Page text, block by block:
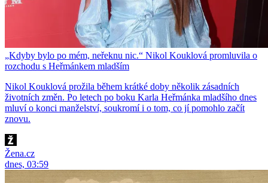
„Kdyby bylo po mém, neřeknu nic.“ Nikol Kouklová promluvila o
rozchodu s Heřmánkem mladším
Nikol Kouklová prožila během krátké doby několik zásadních
životních změn. Po letech po boku Karla Heřmánka mladšího dnes
mluví o konci manželství, soukromí i o tom, co jí pomohlo začít
znovu.
Žena.cz
dnes, 03:59